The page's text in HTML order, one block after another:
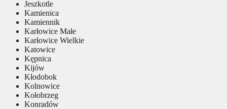
Jeszkotle
Kamienica
Kamiennik
Karłowice Małe
Karłowice Wielkie
Katowice
Kępnica
Kijów
Kłodobok
Kolnowice
Kołobrzeg
Konradów